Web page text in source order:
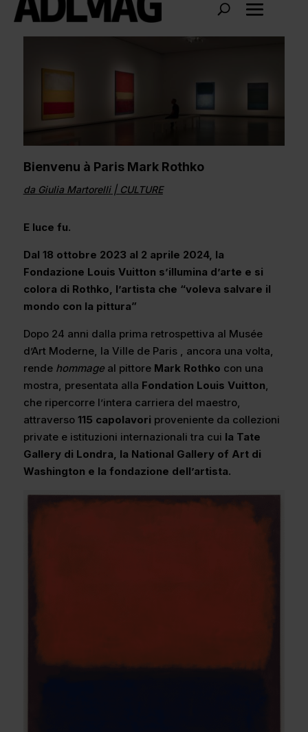
Bienvenu à Paris Mark Rothko
da Giulia Martorelli| CULTURE
E luce fu.
Dal 18 ottobre 2023 al 2 aprile 2024, la
Fondazione Louis Vuitton s’illumina d’arte e si
colora di Rothko, l’artista che “voleva salvare il
mondo con la pittura”
Dopo 24 anni dalla prima retrospettiva al Musée
d’Art Moderne, la Ville de Paris , ancora una volta,
rende hommage al pittore Mark Rothko con una
mostra, presentata alla Fondation Louis Vuitton
che ripercorre l’intera carriera del maestro,
attraverso 115 capolavori proveniente da collezioni
private e istituzioni internazionali tra cui la Tate
Gallery di Londra, la National Gallery of Art di
Washington e la fondazione dell’artista.